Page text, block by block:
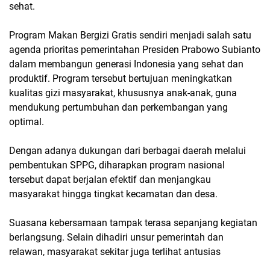
sehat.
Program Makan Bergizi Gratis sendiri menjadi salah satu
agenda prioritas pemerintahan Presiden Prabowo Subianto
dalam membangun generasi Indonesia yang sehat dan
produktif. Program tersebut bertujuan meningkatkan
kualitas gizi masyarakat, khususnya anak-anak, guna
mendukung pertumbuhan dan perkembangan yang
optimal.
Dengan adanya dukungan dari berbagai daerah melalui
pembentukan SPPG, diharapkan program nasional
tersebut dapat berjalan efektif dan menjangkau
masyarakat hingga tingkat kecamatan dan desa.
Suasana kebersamaan tampak terasa sepanjang kegiatan
berlangsung. Selain dihadiri unsur pemerintah dan
relawan, masyarakat sekitar juga terlihat antusias